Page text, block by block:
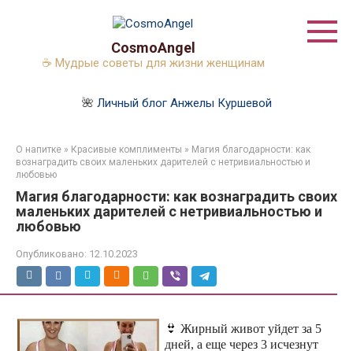
CosmoAngel
☕ Мудрые советы для жизни женщинам
🌺 Личный блог Анжелы Куршевой
О напитке » Красивые комплименты » Магия благодарности: как
вознаградить своих маленьких дарителей с нетривиальностью и
любовью
Магия благодарности: как вознаградить своих
маленьких дарителей с нетривиальностью и
любовью
Опубликовано: 12.10.2023
👙 Жирный живот уйдет за 5
дней, а еще через 3 исчезнут